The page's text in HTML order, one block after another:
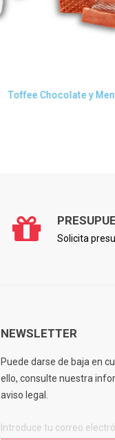
Vista rápida
Toffee Chocolate y
Solicita
NEWSLETTER
Puede darse de baja en
ello, consulte nuestra
aviso legal.